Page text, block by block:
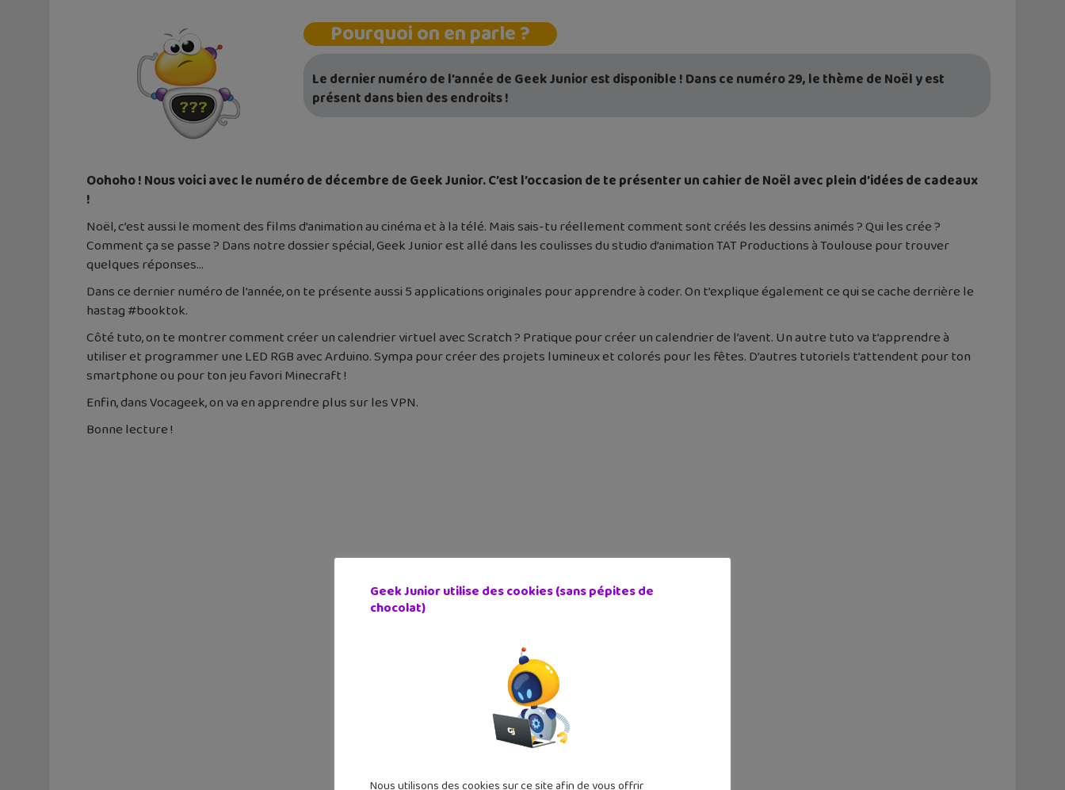
Pourquoi on en parle ?
Le dernier numéro de l’année de Geek Junior est disponible ! Dans ce numéro 29, le thème de Noël y est
présent dans bien des endroits !
Oohoho ! Nous voici avec le numéro de décembre de Geek Junior. C’est l’occasion de te présenter un cahier de Noël avec plein d’idées de cadeaux
!
Noël, c’est aussi le moment des films d’animation au cinéma et à la télé. Mais sais-tu réellement comment sont créés les dessins animés ? Qui les crée ?
Comment ça se passe ? Dans notre dossier spécial, Geek Junior est allé dans les coulisses du studio d’animation TAT Productions à Toulouse pour trouver
quelques réponses…
Dans ce dernier numéro de l’année, on te présente aussi 5 applications originales pour apprendre à coder. On t’explique également ce qui se cache derrière le
hastag #booktok.
Côté tuto, on te montrer comment créer un calendrier virtuel avec Scratch ? Pratique pour créer un calendrier de l’avent. Un autre tuto va t’apprendre à
utiliser et programmer une LED RGB avec Arduino. Sympa pour créer des projets lumineux et colorés pour les fêtes. D’autres tutoriels t’attendent pour ton
smartphone ou pour ton jeu favori Minecraft !
Enfin, dans Vocageek, on va en apprendre plus sur les VPN.
Bonne lecture !
Geek Junior utilise des cookies (sans pépites de
chocolat)
Nous utilisons des cookies sur ce site afin de vous offrir